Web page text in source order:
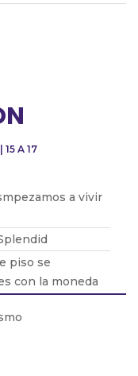
15 A 17
a vivir
piso se
con la moneda
creó una web
proyectos